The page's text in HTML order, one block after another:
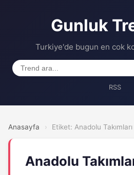
Gunluk
Turkiye'de bugun en cok
RSS
Anasayfa › Etiket: Anadolu Takımları
Anadolu